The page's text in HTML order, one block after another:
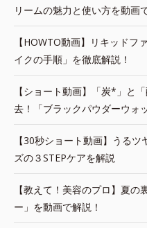
リームの魅力と使い方を動画
【HOWTO動画】リキッドフ
イクの手順」を徹底解説！
【ショート動画】「炭*」と
去！「ブラックパウダーウォ
【30秒ショート動画】うる
ズの３STEPケアを解説
【教えて！美容のプロ】夏
ー」を動画で解説！